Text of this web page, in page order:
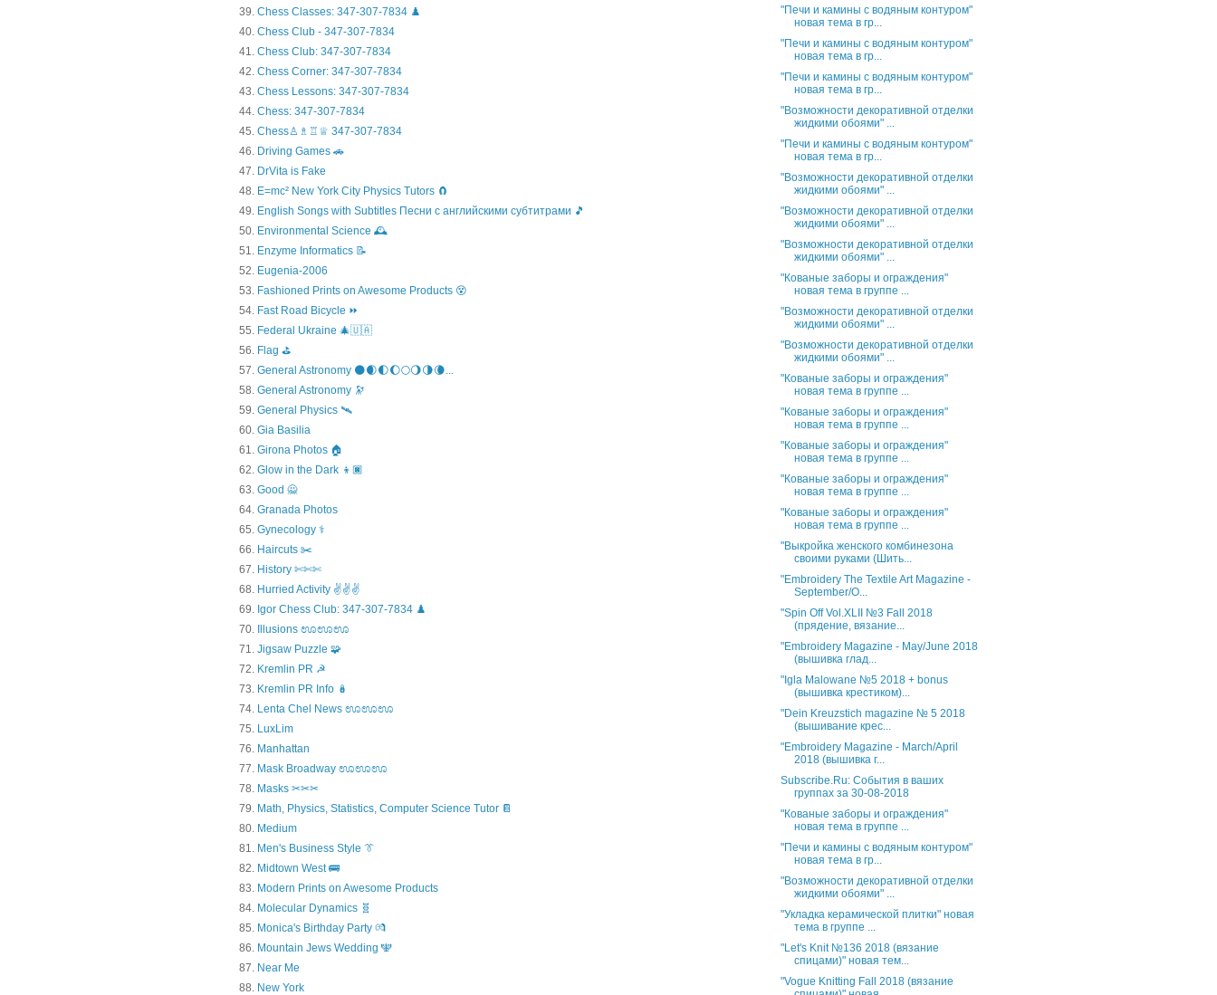
Chess Classes: 347-307-7834 ♟️
Chess Club - 347-307-7834
Chess Club: 347-307-7834
Chess Corner: 347-307-7834
Chess Lessons: 347-307-7834
Chess: 347-307-7834
Chess♙♗♖♕ 347-307-7834
Driving Games 🚗
DrVita is Fake
E=mc² New York City Physics Tutors 🧲
English Songs with Subtitles Песни с английскими субтитрами 🎵
Environmental Science 🕰️
Enzyme Informatics 📝
Eugenia-2006
Fashioned Prints on Awesome Products 😵
Fast Road Bicycle ⏩
Federal Ukraine 🎄🇺🇦
Flag ⛳
General Astronomy 🌑🌒🌓🌔🌕🌖🌗🌘...
General Astronomy 🔭
General Physics 🛰
Gia Basilia
Girona Photos 🏠
Glow in the Dark 👦🏿
Good 🙅
Granada Photos
Gynecology ⚕️
Haircuts ✂️
History ✄✄✄
Hurried Activity ✌✌✌
Igor Chess Club: 347-307-7834 ♟️
Illusions ಊಊಊ
Jigsaw Puzzle 🧩
Kremlin PR ☭
Kremlin PR Info 🪆
Lenta Chel News ಊಊಊ
LuxLim
Manhattan
Mask Broadway ಊಊಊ
Masks ✂✂✂
Math, Physics, Statistics, Computer Science Tutor 📔
Medium
Men's Business Style 👔
Midtown West 🚌
Modern Prints on Awesome Products
Molecular Dynamics 🧬
Monica's Birthday Party 💏
Mountain Jews Wedding 🕎
Near Me
New York
"Печи и камины с водяным контуром"
новая тема в гр...
"Печи и камины с водяным контуром"
новая тема в гр...
"Печи и камины с водяным контуром"
новая тема в гр...
"Возможности декоративной отделки
жидкими обоями" ...
"Печи и камины с водяным контуром"
новая тема в гр...
"Возможности декоративной отделки
жидкими обоями" ...
"Возможности декоративной отделки
жидкими обоями" ...
"Возможности декоративной отделки
жидкими обоями" ...
"Кованые заборы и ограждения"
новая тема в группе ...
"Возможности декоративной отделки
жидкими обоями" ...
"Возможности декоративной отделки
жидкими обоями" ...
"Кованые заборы и ограждения"
новая тема в группе ...
"Кованые заборы и ограждения"
новая тема в группе ...
"Кованые заборы и ограждения"
новая тема в группе ...
"Кованые заборы и ограждения"
новая тема в группе ...
"Кованые заборы и ограждения"
новая тема в группе ...
"Выкройка женского комбинезона
своими руками (Шить...
"Embroidery The Textile Art Magazine -
September/O...
"Spin Off Vol.XLII №3 Fall 2018
(прядение, вязание...
"Embroidery Magazine - May/June 2018
(вышивка глад...
"Igla Malowane №5 2018 + bonus
(вышивка крестиком)...
"Dein Kreuzstich magazine № 5 2018
(вышивание крес...
"Embroidery Magazine - March/April
2018 (вышивка г...
Subscribe.Ru: События в ваших
группах за 30-08-2018
"Кованые заборы и ограждения"
новая тема в группе ...
"Печи и камины с водяным контуром"
новая тема в гр...
"Возможности декоративной отделки
жидкими обоями" ...
"Укладка керамической плитки" новая
тема в группе ...
"Let's Knit №136 2018 (вязание
спицами)" новая тем...
"Vogue Knitting Fall 2018 (вязание